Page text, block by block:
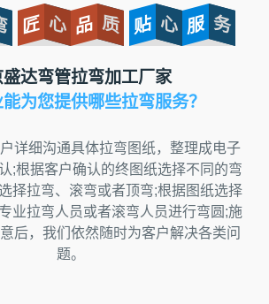
匠 心 品 质 贴 心 服 务
达弯管拉弯加工厂家
为您提供哪些拉弯服务？
详细沟通具体拉弯图纸，整理成电子
;根据客户确认的终图纸选择不同的弯
择拉弯、滚弯或者顶弯;根据图纸选择
业拉弯人员或者滚弯人员进行弯圆;施
后，我们依然随时为客户解决各类问
题。